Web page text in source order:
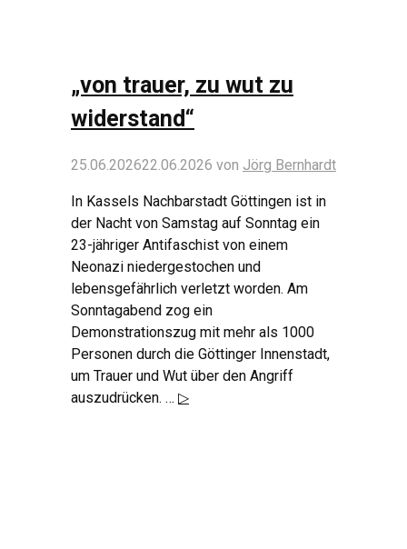
„von trauer, zu wut zu
widerstand“
25.06.202622.06.2026 von Jörg Bernhardt
In Kassels Nachbarstadt Göttingen ist in
der Nacht von Samstag auf Sonntag ein
23-jähriger Antifaschist von einem
Neonazi niedergestochen und
lebensgefährlich verletzt worden. Am
Sonntagabend zog ein
Demonstrationszug mit mehr als 1000
Personen durch die Göttinger Innenstadt,
um Trauer und Wut über den Angriff
auszudrücken. … ▷